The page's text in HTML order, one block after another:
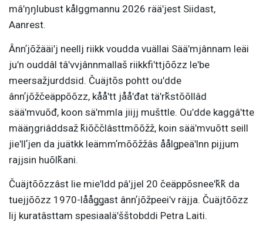
mâʹŋŋlubust kålggmannu 2026 rääʹjest Siidast,
Aanrest.
Ânnʼjõžääiʹj neellj riikk voudda vuällai Sääʹmjânnam leäi
juʹn ouddâl tâʹvvjânnmallaš riikkfiʹttjõõzz leʹbe
meersažjurddsid. Čuäjtõs pohtt ouʹdde
ânnʼjõžčeäppõõzz, kååʹtt jååʹđat täʹrǩstõõllâd
sääʹmvuõđ, koon säʹmmla jiijj mušttle. Ouʹdde kaggâʹtte
määŋgriâddsaž ǩiõččlâsttmõõžž, koin sääʹmvuõtt seill
jieʹllʼjen da juätkk leämmʼmõõžžâs åålǥpeäʹlnn pijjum
rajjsin huõlǩani.
Čuäjtõõzzâst lie mieʹldd pâʹjjel 20 čeäppõsneeʹǩǩ da
tuejjõõzz 1970-lååǥǥast ânnʼjõžpeeiʹv räjja. Čuäjtõõzz
lij kuratâsttam spesiaaläʹšštobddi Petra Laiti.